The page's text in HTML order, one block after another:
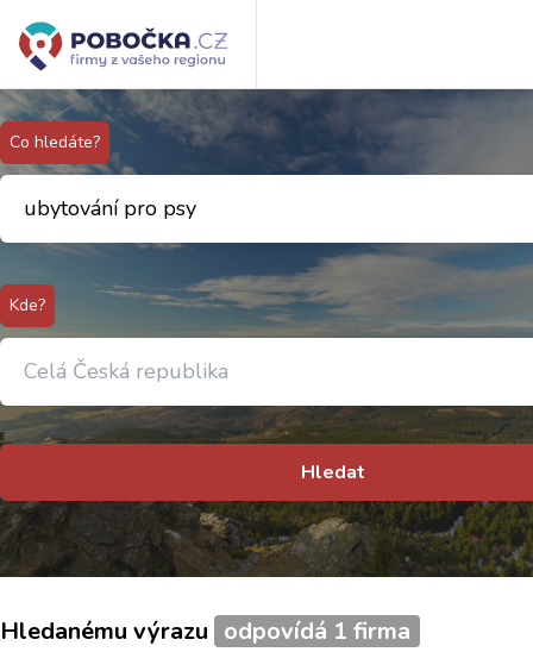
Co hledáte?
Kde?
Hledat
Hledanému výrazu odpovídá 1 firma